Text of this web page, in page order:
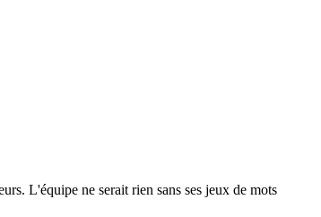
L'équipe ne serait rien sans ses jeux de mots